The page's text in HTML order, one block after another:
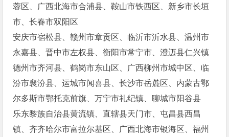
蓉区、广西北海市合浦县、鞍山市铁西区、新乡市长垣
市、长春市双阳区
安庆市宿松县、赣州市章贡区、临沂市沂水县、温州市
永嘉县、晋中市左权县、衡阳市常宁市、澄迈县仁兴镇
德州市齐河县、鹤岗市东山区、广西柳州市城中区、临
汾市襄汾县、运城市闻喜县、长沙市岳麓区、内蒙古鄂
尔多斯市鄂托克前旗、万宁市礼纪镇、聊城市阳谷县
乐东黎族自治县黄流镇、直辖县天门市、屯昌县西昌
镇、齐齐哈尔市富拉尔基区、广西北海市银海区、福州